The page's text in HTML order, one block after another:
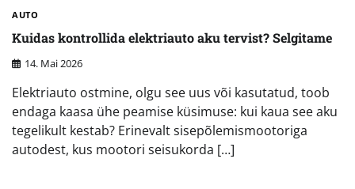
AUTO
Kuidas kontrollida elektriauto aku tervist? Selgitame
14. Mai 2026
Elektriauto ostmine, olgu see uus või kasutatud, toob
endaga kaasa ühe peamise küsimuse: kui kaua see aku
tegelikult kestab? Erinevalt sisepõlemismootoriga
autodest, kus mootori seisukorda […]